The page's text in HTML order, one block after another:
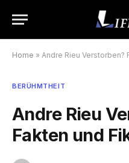
Home » Andre Rieu Verstorben?
BERÜHMTHEIT
Andre Rieu
Fakten und